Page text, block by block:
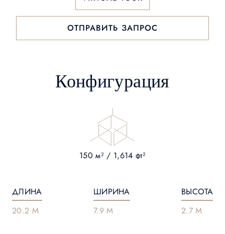
ОТПРАВИТЬ ЗАПРОС
Конфигурация
150 м² / 1,614 фт²
ДЛИНА
20.2 M
ШИРИНА
7.9 M
ВЫСОТА
2.7 M